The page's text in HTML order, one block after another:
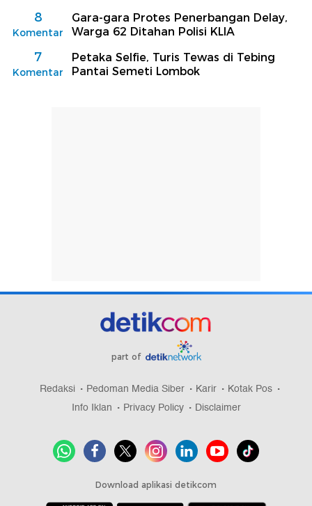
8
Komentar
Gara-gara Protes Penerbangan Delay,
Warga 62 Ditahan Polisi KLIA
7
Komentar
Petaka Selfie, Turis Tewas di Tebing
Pantai Semeti Lombok
part of
Redaksi Pedoman Media Siber Karir
Kotak Pos
Info Iklan
Privacy Policy Disclaimer
Download aplikasi detikcom